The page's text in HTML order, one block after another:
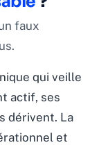
faux
qui veille
actif, ses
dérivent. La
et